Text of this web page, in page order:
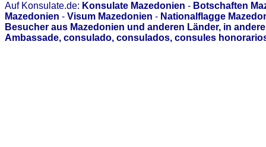
Auf Konsulate.de: Konsulate Mazedonien - Botschaften
Mazedonien - Visum Mazedonien - Nationalflagge
Besucher aus Mazedonien und anderen Länder, in
Ambassade, consulado, consulados, consules